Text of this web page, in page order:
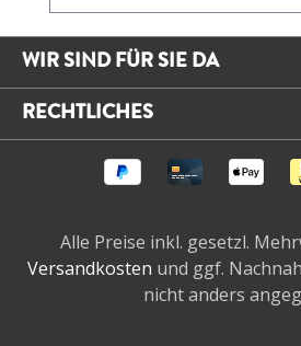
WIR SIND FÜR SIE DA
RECHTLICHES
Alle Preise inkl. gesetzl.
Versandkosten und ggf.
nicht anders